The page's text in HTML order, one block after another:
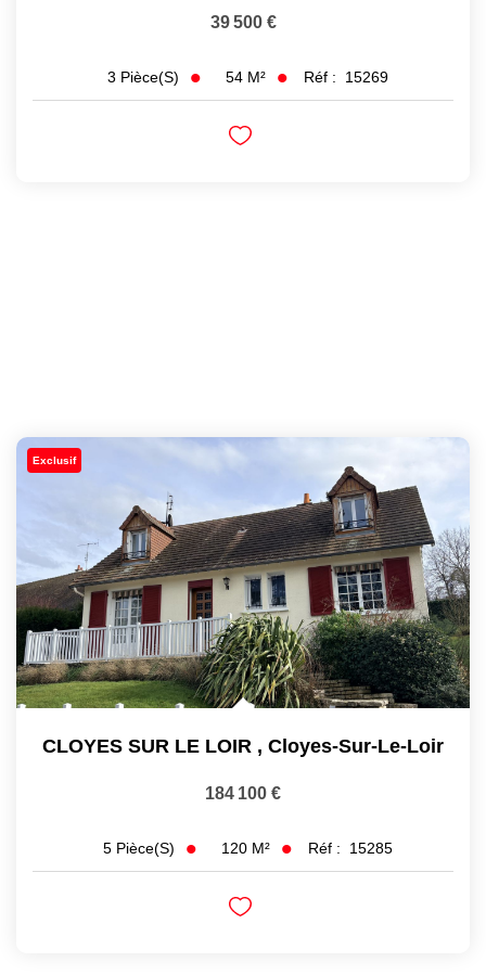
39 500 €
3 Pièce(s) 54 M² Réf : 15269
Exclusif
CLOYES SUR LE LOIR , Cloyes-Sur-Le-Loir
184 100 €
5 Pièce(s) 120 M² Réf : 15285